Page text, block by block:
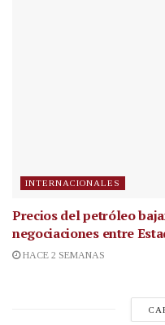
INTERNACIONALES
Precios del petróleo
negociaciones entre
HACE 2 SEMANAS